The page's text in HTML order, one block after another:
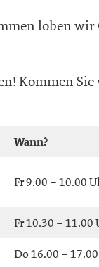
loben wir
Kommen
Wann?
Fr 9.00 – 10.00
Fr 10.30 – 11.00
Do 16.00 –